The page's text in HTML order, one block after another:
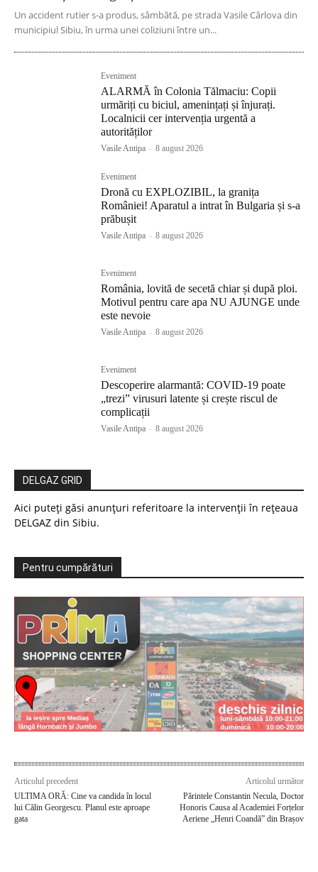
Un accident rutier s-a produs, sâmbătă, pe strada Vasile Cârlova din
municipiul Sibiu, în urma unei coliziuni între un...
Eveniment
ALARMĂ în Colonia Tălmaciu: Copii
urmăriți cu biciul, amenințați și înjurați.
Localnicii cer intervenția urgentă a
autorităților
Vasile Antipa - 8 august 2026
Eveniment
Dronă cu EXPLOZIBIL, la granița
României! Aparatul a intrat în Bulgaria și s-a
prăbușit
Vasile Antipa - 8 august 2026
Eveniment
România, lovită de secetă chiar și după ploi.
Motivul pentru care apa NU AJUNGE unde
este nevoie
Vasile Antipa - 8 august 2026
Eveniment
Descoperire alarmantă: COVID-19 poate
„trezi” virusuri latente și crește riscul de
complicații
Vasile Antipa - 8 august 2026
DELGAZ GRID
Aici puteți găsi anunțuri referitoare la intervenții în rețeaua
DELGAZ din Sibiu.
Pentru cumpărături
Articolul precedent
ULTIMA ORĂ: Cine va candida în locul
lui Călin Georgescu. Planul este aproape
gata
Articolul următor
Părintele Constantin Necula, Doctor
Honoris Causa al Academiei Forțelor
Aeriene „Henri Coandă” din Brașov